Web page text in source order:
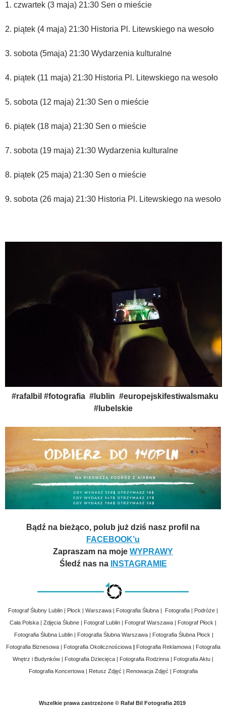
1. czwartek (3 maja) 21:30 Sen o mieście
2. piątek (4 maja) 21:30 Historia Pl. Litewskiego na wesoło
3. sobota (5maja) 21:30 Wydarzenia kulturalne
4. piątek (11 maja) 21:30 Historia Pl. Litewskiego na wesoło
5. sobota (12 maja) 21:30 Sen o mieście
6. piątek (18 maja) 21:30 Sen o mieście
7. sobota (19 maja) 21:30 Wydarzenia kulturalne
8. piątek (25 maja) 21:30 Sen o mieście
9. sobota (26 maja) 21:30 Historia Pl. Litewskiego na wesoło
#rafalbil #fotografia #lublin #europejskifestiwalsmaku
#lubelskie
Bądź na bieżąco, polub już dziś nasz profil na
FACEBOOK’u
Zapraszam na moje WYPRAWY
Śledź nas na
INSTAGRAMIE
Fotograf Ślubny Lublin | Płock | Warszawa | Fotografia Ślubna | Fotografia | Podróże |
Cała Polska | Zdjęcia Ślubne | Fotograf Lublin | Fotograf Warszawa | Fotograf Płock |
Fotografia Ślubna Lublin | Fotografia Ślubna Warszawa | Fotografia Ślubna Płock |
Fotografia Biznesowa | Fotografia Okolicznościowa | Fotografia Reklamowa | Fotografia
Wnętrz i Budynków | Fotografia Dziecięca | Fotografia Rodzinna | Fotografia Aktu |
Fotografia Koncertowa | Retusz Zdjęć | Renowacja Zdjęć | Fotografia
Wszelkie prawa zastrzeżone © Rafał Bil Fotografia 2019